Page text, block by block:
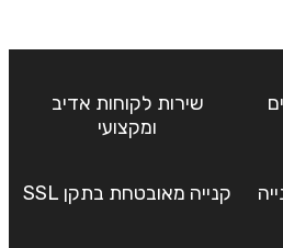
שירות לקוחות אדיב
ומקצועי
קנייה מאובטחת בתקן SSL